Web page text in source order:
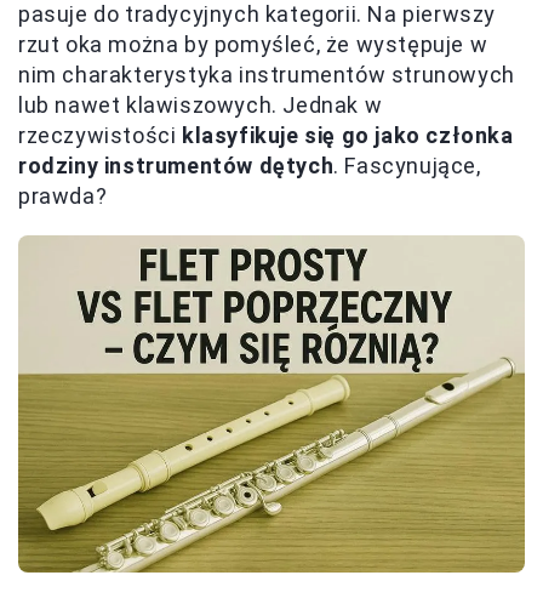
pasuje do tradycyjnych kategorii. Na pierwszy
rzut oka można by pomyśleć, że występuje w
nim charakterystyka instrumentów strunowych
lub nawet klawiszowych. Jednak w
rzeczywistości klasyfikuje się go jako członka
rodziny instrumentów dętych. Fascynujące,
prawda?